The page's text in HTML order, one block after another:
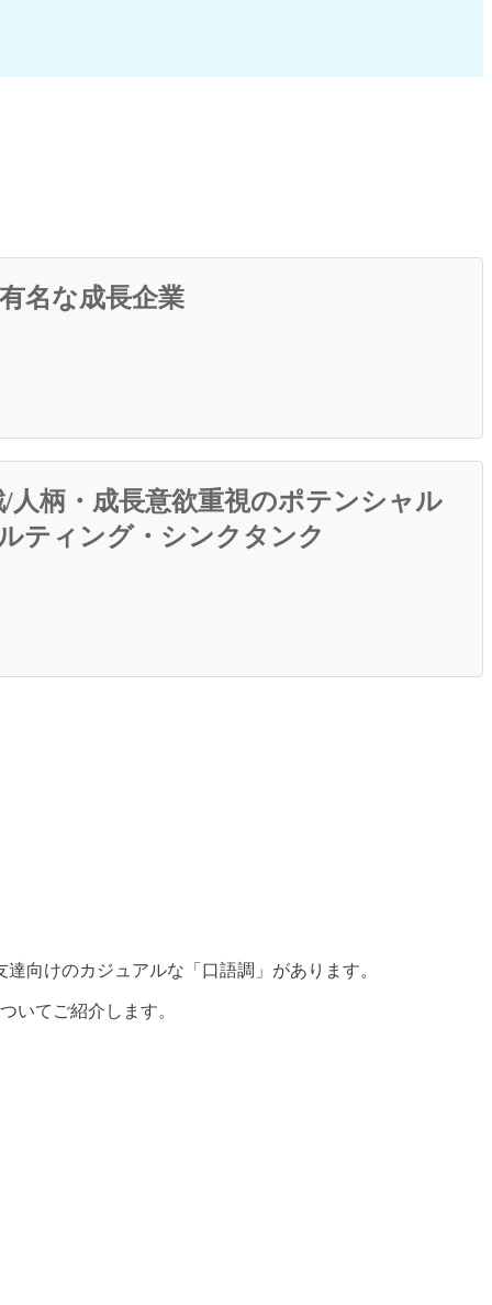
名な成長企業
人柄・成長意欲重視のポテンシャル
ティング・シンクタンク
向けのカジュアルな「口語調」があります。
いてご紹介します。